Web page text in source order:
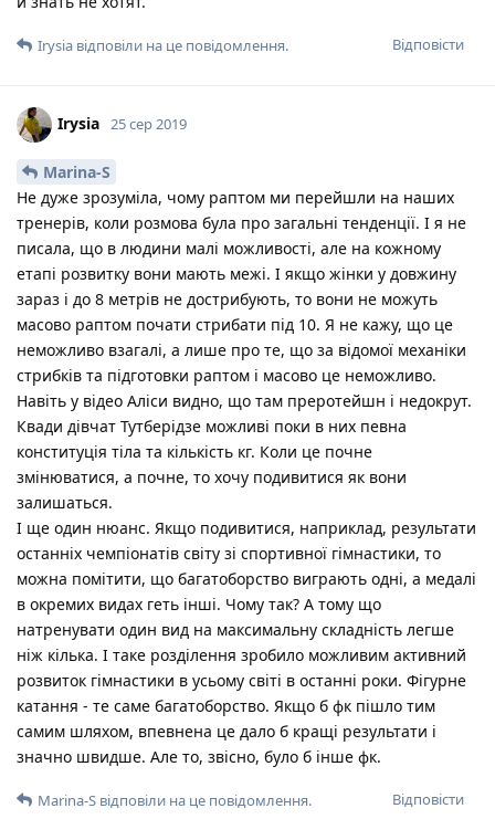
Відповісти
Irysia відповіли на це повідомлення.
Irysia 25 сер 2019
Marina-S
Не дуже зрозуміла, чому раптом ми перейшли на наших
тренерів, коли розмова була про загальні тенденції. І я не
писала, що в людини малі можливості, але на кожному
етапі розвитку вони мають межі. І якщо жінки у довжину
зараз і до 8 метрів не дострибують, то вони не можуть
масово раптом почати стрибати під 10. Я не кажу, що це
неможливо взагалі, а лише про те, що за відомої механіки
стрибків та підготовки раптом і масово це неможливо.
Навіть у відео Аліси видно, що там преротейшн і недокрут.
Квади дівчат Тутберідзе можливі поки в них певна
конституція тіла та кількість кг. Коли це почне
змінюватися, а почне, то хочу подивитися як вони
залишаться.
І ще один нюанс. Якщо подивитися, наприклад, результати
останніх чемпіонатів світу зі спортивної гімнастики, то
можна помітити, що багатоборство виграють одні, а медалі
в окремих видах геть інші. Чому так? А тому що
натренувати один вид на максимальну складність легше
ніж кілька. І таке розділення зробило можливим активний
розвиток гімнастики в усьому світі в останні роки. Фігурне
катання - те саме багатоборство. Якщо б фк пішло тим
самим шляхом, впевнена це дало б кращі результати і
значно швидше. Але то, звісно, було б інше фк.
Відповісти
Marina-S відповіли на це повідомлення.